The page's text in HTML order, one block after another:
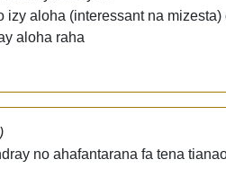
izy aloha (interessant na
aloha raha
no ahafantarana fa tena